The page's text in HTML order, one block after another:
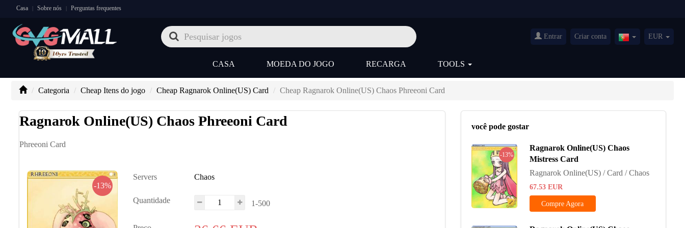
Casa | Sobre nós | Perguntas frequentes
Entrar Criar conta EUR
CASA MOEDA DO JOGO RECARGA TOOLS
Categoria Cheap Itens do jogo Cheap Ragnarok Online(US) Card Cheap Ragnarok Online(US) Chaos Phreeoni Card
Ragnarok Online(US) Chaos Phreeoni Card
Phreeoni Card
-13%
Servers Chaos
Quantidade 1-500
você pode gostar
-13%
Ragnarok Online(US) Chaos
Mistress Card
Ragnarok Online(US) / Card / Chaos
67.53 EUR
Compre Agora